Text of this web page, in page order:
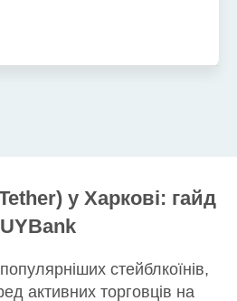
у Харкові: гайд
стейблкоїнів,
активних торговців на